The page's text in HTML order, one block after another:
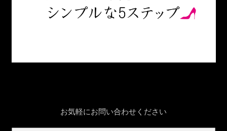
お気軽にお問い合わせください